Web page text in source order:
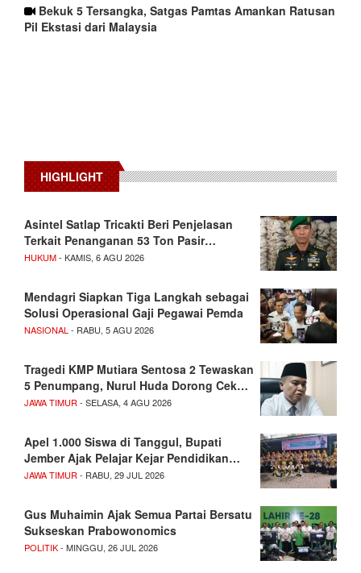
Bekuk 5 Tersangka, Satgas Pamtas Amankan Ratusan
Pil Ekstasi dari Malaysia
HIGHLIGHT
Asintel Satlap Tricakti Beri Penjelasan
Terkait Penanganan 53 Ton Pasir…
HUKUM- KAMIS, 6 AGU 2026
Mendagri Siapkan Tiga Langkah sebagai
Solusi Operasional Gaji Pegawai Pemda
NASIONAL - RABU, 5 AGU 2026
Tragedi KMP Mutiara Sentosa 2 Tewaskan
5 Penumpang, Nurul Huda Dorong Cek…
JAWA TIMUR - SELASA, 4 AGU 2026
Apel 1.000 Siswa di Tanggul, Bupati
Jember Ajak Pelajar Kejar Pendidikan…
JAWA TIMUR - RABU, 29 JUL 2026
Gus Muhaimin Ajak Semua Partai Bersatu
Sukseskan Prabowonomics
POLITIK- MINGGU, 26 JUL 2026